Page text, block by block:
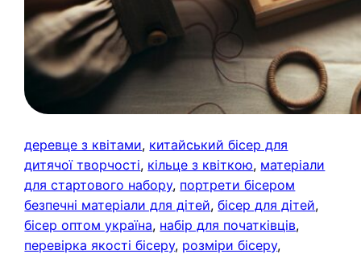
деревце з квітами, китайський бісер для
дитячої творчості, кільце з квіткою, матеріали
для стартового набору, портрети бісером
безпечні матеріали для дітей, бісер для дітей
бісер оптом україна, набір для початківців
перевірка якості бісеру, розміри бісеру